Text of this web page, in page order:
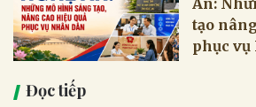
tạo
phục vụ
Đọc tiếp